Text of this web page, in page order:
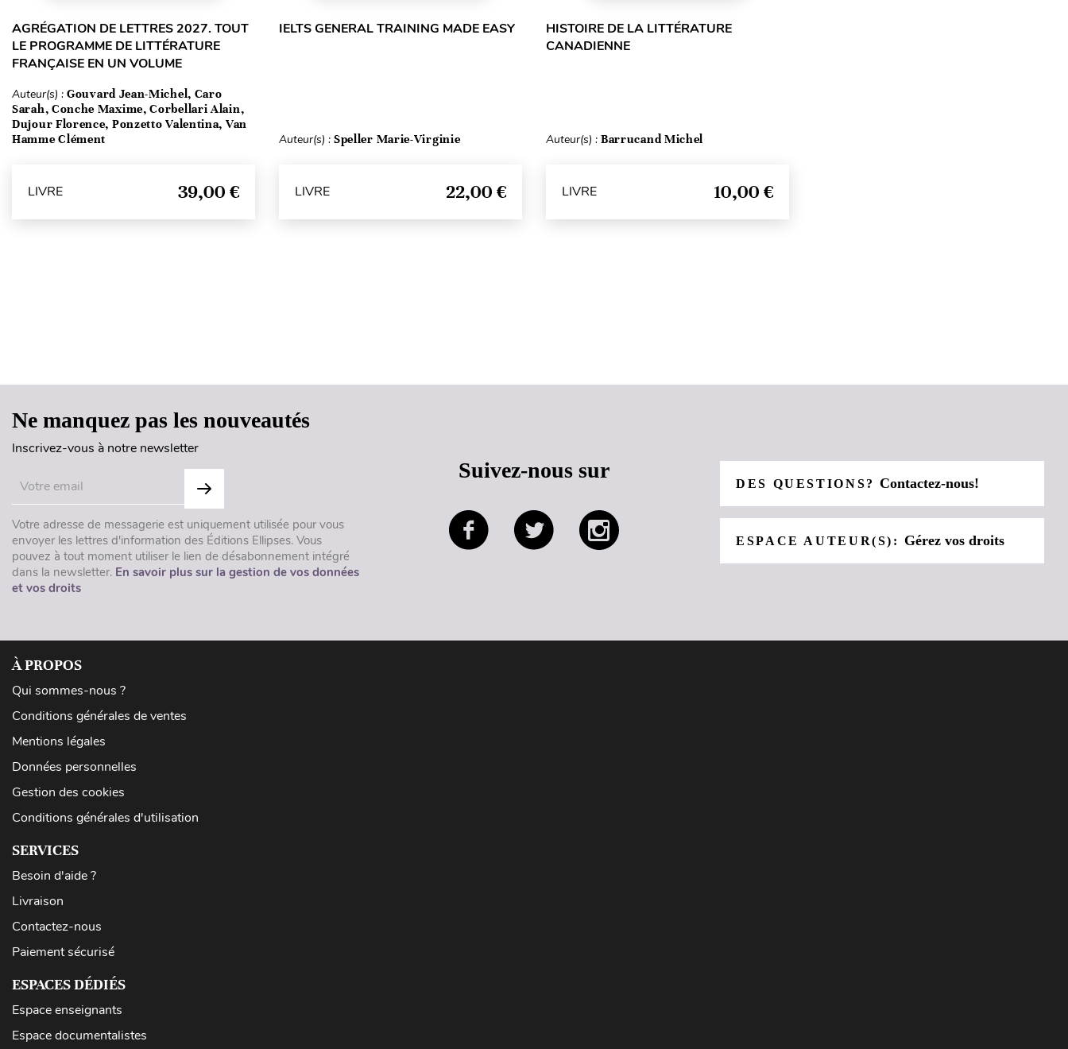
AGRÉGATION DE LETTRES 2027. TOUT
LE PROGRAMME DE LITTÉRATURE
FRANÇAISE EN UN VOLUME
Auteur(s) : Gouvard Jean-Michel, Caro
Sarah, Conche Maxime, Corbellari Alain,
Dujour Florence, Ponzetto Valentina, Van
Hamme Clément
LIVRE 39,00 €
IELTS GENERAL TRAINING MADE EASY
Auteur(s) : Speller Marie-Virginie
LIVRE 22,00 €
HISTOIRE DE LA LITTÉRATURE
CANADIENNE
Auteur(s) : Barrucand Michel
LIVRE 10,00 €
Ne manquez pas les nouveautés
Inscrivez-vous à notre newsletter
Votre adresse de messagerie est uniquement utilisée pour vous
envoyer les lettres d'information des Éditions Ellipses. Vous
pouvez à tout moment utiliser le lien de désabonnement intégré
dans la newsletter. En savoir plus sur la gestion de vos données
et vos droits
Suivez-nous sur
DES QUESTIONS?Contactez-nous!
ESPACE AUTEUR(S): Gérez vos droits
À PROPOS
Qui sommes-nous ?
Conditions générales de ventes
Mentions légales
Données personnelles
Gestion des cookies
Conditions générales d'utilisation
SERVICES
Besoin d'aide ?
Livraison
Contactez-nous
Paiement sécurisé
ESPACES DÉDIÉS
Espace enseignants
Espace documentalistes